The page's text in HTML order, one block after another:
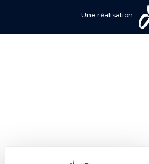
Une réalisation